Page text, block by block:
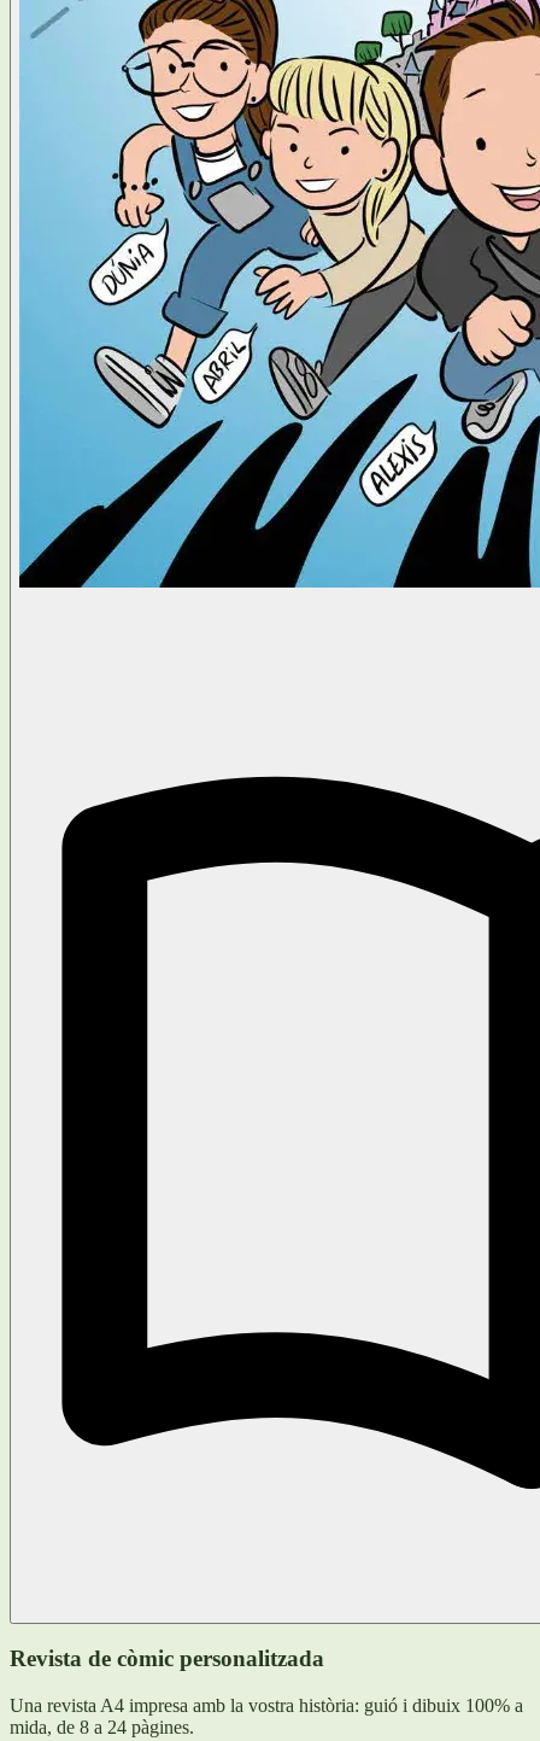
Revista de còmic personalitzada
Una revista A4 impresa amb la vostra història: guió i dibuix 100% a
mida, de 8 a 24 pàgines.